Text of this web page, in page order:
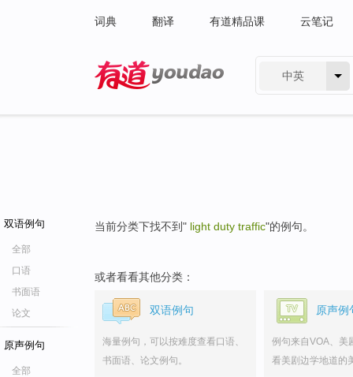
词典 翻译 有道精品课 云笔记
中英
双语例句
全部
口语
书面语
论文
原声例句
全部
当前分类下找不到" light duty traffic"的例句。
或者看看其他分类：
双语例句
海量例句，可以按难度查看口语、
书面语、论文例句。
原声例
例句来自VOA、美
看美剧边学地道的